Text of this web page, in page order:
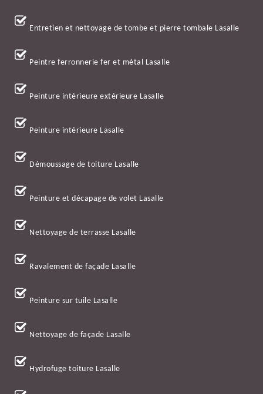
Entretien et nettoyage de tombe et pierre tombale Lasalle
Peintre ferronnerie fer et métal Lasalle
Peinture intérieure extérieure Lasalle
Peinture intérieure Lasalle
Démoussage de toiture Lasalle
Peinture et décapage de volet Lasalle
Nettoyage de terrasse Lasalle
Ravalement de façade Lasalle
Peinture sur tuile Lasalle
Nettoyage de façade Lasalle
Hydrofuge toiture Lasalle